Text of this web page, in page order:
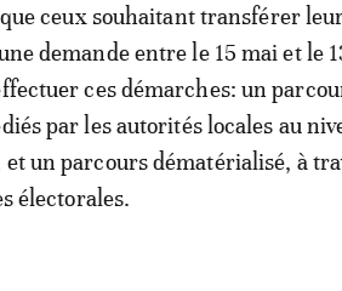
ceux souhaitant transférer
demande entre le 15 mai et le
ces démarches: un
par les autorités locales au
un parcours dématérialisé, à
électorales.